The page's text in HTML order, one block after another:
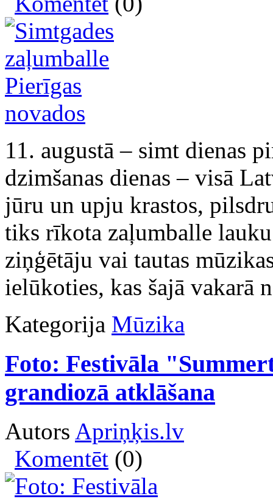
11. augustā – simt dienas
dzimšanas dienas – visā
jūru un upju krastos,
tiks rīkota zaļumballe
ziņģētāju vai tautas
ielūkoties, kas šajā vakarā
Kategorija Mūzika
Foto: Festivāla
grandiozā atklāšana
Autors Apriņķis.lv
Komentēt (0)